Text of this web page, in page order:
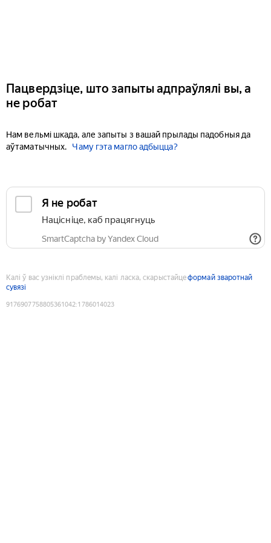
Пацвердзіце, што запыты адпраўлялі вы, а
не робат
Нам вельмі шкада, але запыты з вашай прылады падобныя да
аўтаматычных.
Чаму гэта магло адбыцца?
Я не робат
Націсніце, каб працягнуць
SmartCaptcha by Yandex Cloud
Калі ў вас узніклі праблемы, калі ласка, скарыстайцеформай зваротнай
сувязі
9176907758805361042:1786014023